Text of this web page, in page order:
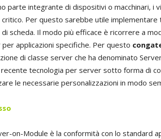
parte integrante di dispositivi o macchinari, i
Per questo sarebbe utile implementare
scheda. Il modo più efficace è ricorrere a
applicazioni specifiche. Per questo
di classe server che ha denominato
tecnologia per server sotto forma di
le necessarie personalizzazioni in modo
on-Module è la conformità con lo standard